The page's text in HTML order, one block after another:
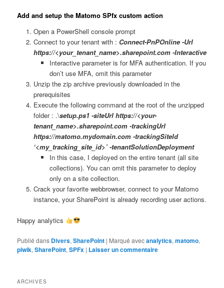
Add and setup the Matomo SPfx custom action
Open a PowerShell console prompt
Connect to your tenant with : Connect-PnPOnline -Url
https://<your_tenant_name>.sharepoint.com -Interactive
Interactive parameter is for MFA authentication. If you
don’t use MFA, omit this parameter
Unzip the zip archive previously downloaded in the
prerequisites
Execute the following command at the root of the unzipped
folder : .\setup.ps1 -siteUrl https://<your-
tenant_name>.sharepoint.com -trackingUrl
https://matomo.mydomain.com -trackingSiteId
‘<my_tracking_site_id>’ -tenantSolutionDeployment
In this case, I deployed on the entire tenant (all site
collections). You can omit this parameter to deploy
only on a site collection.
Crack your favorite webbrowser, connect to your Matomo
instance, your SharePoint is already recording user actions.
Happy analytics
Publié dans Divers,SharePoint | Marqué avecanalytics,matomo,
piwik,SharePoint,SPFx | Laisser un commentaire
ARCHIVES